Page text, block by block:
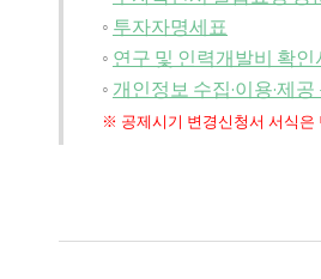
◦ 투자자명세표
◦ 연구 및 인력개발비 확인
◦ 개인정보 수집·이용·제공
※ 공제시기 변경신청서 서식은